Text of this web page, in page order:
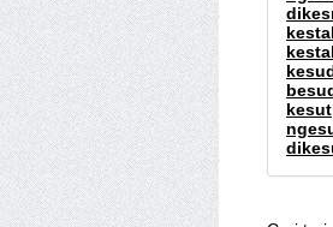
kestal
kesut